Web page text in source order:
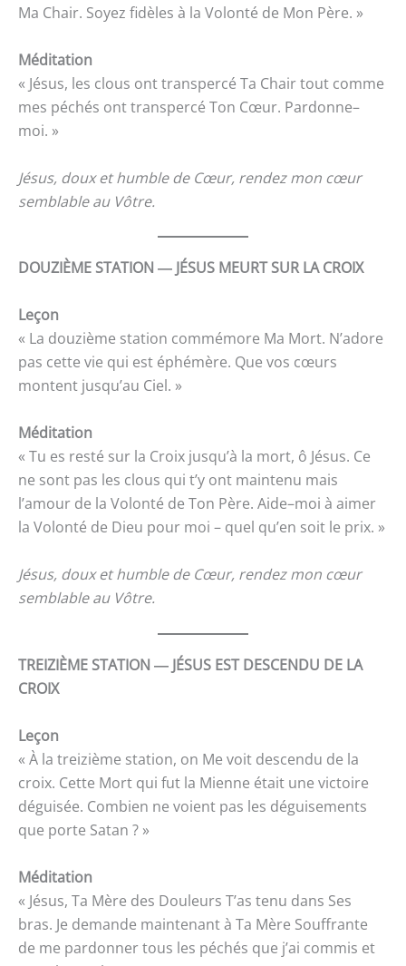
Ma Chair. Soyez fidèles à la Volonté de Mon Père. »
Méditation
« Jésus, les clous ont transpercé Ta Chair tout comme
mes péchés ont transpercé Ton Cœur. Pardonne–
moi. »
Jésus, doux et humble de Cœur, rendez mon cœur
semblable au Vôtre.
DOUZIÈME STATION ― JÉSUS MEURT SUR LA CROIX
Leçon
« La douzième station commémore Ma Mort. N’adore
pas cette vie qui est éphémère. Que vos cœurs
montent jusqu’au Ciel. »
Méditation
« Tu es resté sur la Croix jusqu’à la mort, ô Jésus. Ce
ne sont pas les clous qui t’y ont maintenu mais
l’amour de la Volonté de Ton Père. Aide–moi à aimer
la Volonté de Dieu pour moi – quel qu’en soit le prix. »
Jésus, doux et humble de Cœur, rendez mon cœur
semblable au Vôtre.
TREIZIÈME STATION ― JÉSUS EST DESCENDU DE LA
CROIX
Leçon
« À la treizième station, on Me voit descendu de la
croix. Cette Mort qui fut la Mienne était une victoire
déguisée. Combien ne voient pas les déguisements
que porte Satan ? »
Méditation
« Jésus, Ta Mère des Douleurs T’as tenu dans Ses
bras. Je demande maintenant à Ta Mère Souffrante
de me pardonner tous les péchés que j’ai commis et